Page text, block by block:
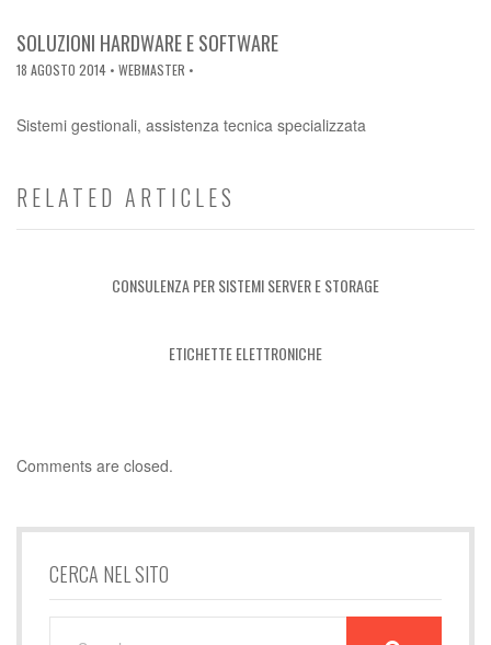
SOLUZIONI HARDWARE E SOFTWARE
18 AGOSTO 2014 • WEBMASTER •
Sistemi gestionali, assistenza tecnica specializzata
RELATED ARTICLES
CONSULENZA PER SISTEMI SERVER E STORAGE
ETICHETTE ELETTRONICHE
Comments are closed.
CERCA NEL SITO